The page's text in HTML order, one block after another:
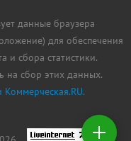
Добавить
данные браузера
для обеспечения
и сбора статистики.
на сбор этих данных.